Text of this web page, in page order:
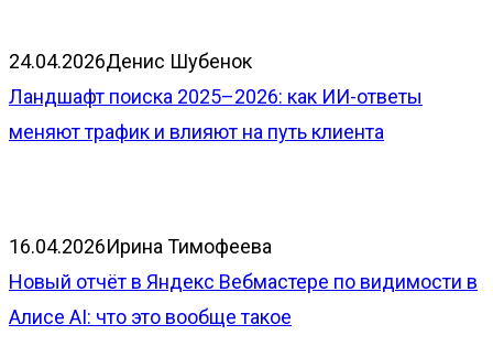
24.04.2026Денис Шубенок
Ландшафт поиска 2025–2026: как ИИ-ответы
меняют трафик и влияют на путь клиента
16.04.2026Ирина Тимофеева
Новый отчёт в Яндекс Вебмастере по видимости в
Алисе AI: что это вообще такое